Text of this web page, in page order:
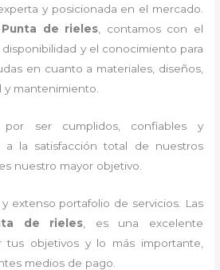
y posicionada en el mercado.
de rieles, contamos con el
y el conocimiento para
en cuanto a materiales, diseños,
y mantenimiento.
por ser cumplidos, confiables y
a la satisfacción total de nuestros
nuestro mayor objetivo.
extenso portafolio de servicios. Las
de rieles , es una excelente
tus objetivos y lo más importante,
medios de pago.